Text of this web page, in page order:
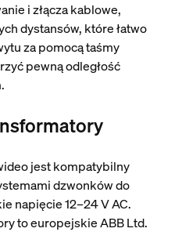
i złącza kablowe,
dystansów, które łatwo
za pomocą taśmy
pewną odległość
jest kompatybilny
dzwonków do
napięcie 12–24 V AC.
to europejskie ABB Ltd.